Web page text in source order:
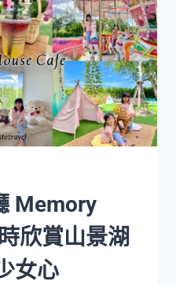
Memory
欣賞山景湖
女心